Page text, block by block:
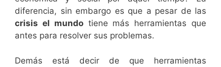
diferencia, sin embargo es que a pesar de las
crisis el mundotiene más herramientas que
antes para resolver sus problemas.
Demás está decir de que herramientas